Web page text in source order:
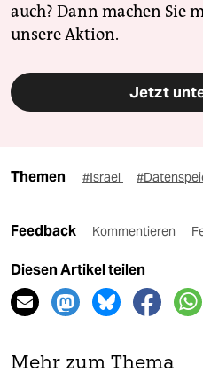
auch? Dann machen Sie
unsere Aktion.
Jetzt
Themen #Israel
Feedback Kommentieren
Diesen Artikel teilen
Mehr zum Thema